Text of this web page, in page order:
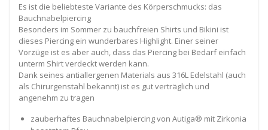
Es ist die beliebteste Variante des Körperschmucks: das
Bauchnabelpiercing
Besonders im Sommer zu bauchfreien Shirts und Bikini ist
dieses Piercing ein wunderbares Highlight. Einer seiner
Vorzüge ist es aber auch, dass das Piercing bei Bedarf einfach
unterm Shirt verdeckt werden kann.
Dank seines antiallergenen Materials aus 316L Edelstahl (auch
als Chirurgenstahl bekannt) ist es gut verträglich und
angenehm zu tragen
zauberhaftes Bauchnabelpiercing von Autiga® mit Zirkonia